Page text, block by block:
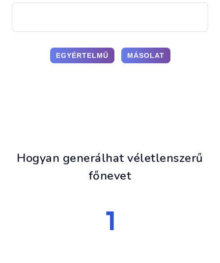
Hogyan generálhat véletlenszerű
főnevet